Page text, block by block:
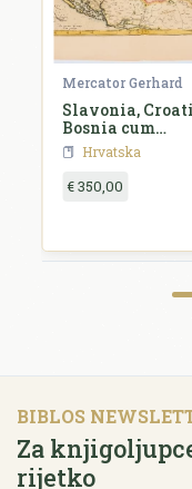
Mercator Gerhard
Slavonia,
Bosnia cum
Dalmatiae parte
Hrvatska
€ 350,00
BIBLOS
Za
rijetko